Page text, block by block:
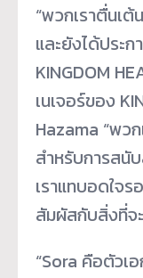
“พวกเราตื่นเต้
และยังได้ประก
KINGDOM
เนเจอร์ของ
Hazama “พ
สำหรับการสนั
เราแทบอดใจร
สัมผัสกับสิ่งที่จ
“Sora คือตัวเ